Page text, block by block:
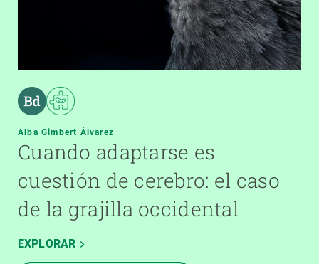
Alba Gimbert Álvarez
Cuando adaptarse es
cuestión de cerebro: el caso
de la grajilla occidental
EXPLORAR